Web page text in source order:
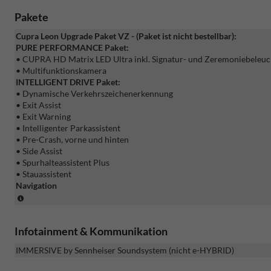
Pakete
Cupra Leon Upgrade Paket VZ - (Paket ist nicht bestellbar):
PURE PERFORMANCE Paket:
• CUPRA HD Matrix LED Ultra inkl. Signatur- und
• Multifunktionskamera
INTELLIGENT DRIVE Paket:
• Dynamische Verkehrszeichenerkennung
• Exit Assist
• Exit Warning
• Intelligenter Parkassistent
• Pre-Crash, vorne und hinten
• Side Assist
• Spurhalteassistent Plus
• Stauassistent
Navigation
bestellbar)
Infotainment & Kommunikation
IMMERSIVE by Sennheiser Soundsystem (nicht e-HYBRID)